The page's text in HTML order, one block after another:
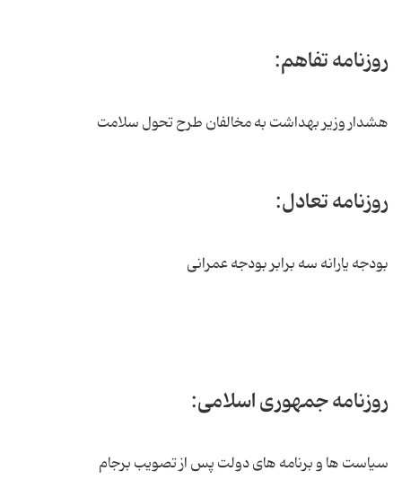
روزنامه تفاهم:
هشدار وزیر بهداشت به مخالفان طرح تحول سلامت
روزنامه تعادل:
بودجه یارانه سه برابر بودجه عمرانی
روزنامه جمهوری اسلامی:
سیاست ها و برنامه های دولت پس از تصویب برجام